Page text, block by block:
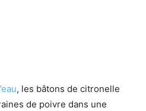
, les bâtons de citronelle
de poivre dans une